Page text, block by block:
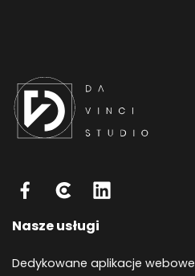
Nasze usługi
Dedykowane aplikacje webowe